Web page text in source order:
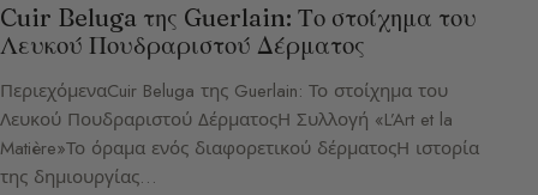
Cuir Beluga της Guerlain: Το στοίχημα του
Λευκού Πουδραριστού Δέρματος
ΠεριεχόμεναCuir Beluga της Guerlain: Το στοίχημα του
Λευκού Πουδραριστού ΔέρματοςΗ Συλλογή «L’Art et la
Matière»Το όραμα ενός διαφορετικού δέρματοςΗ ιστορία
της δημιουργίας…